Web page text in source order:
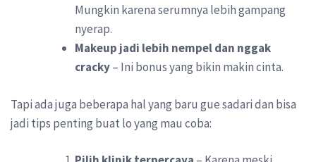
Mungkin karena serumnya lebih gampang
nyerap.
Makeup jadi lebih nempel dan nggak
cracky– Ini bonus yang bikin makin cinta.
Tapi ada juga beberapa hal yang baru gue sadari dan bisa
jadi tips penting buat lo yang mau coba: